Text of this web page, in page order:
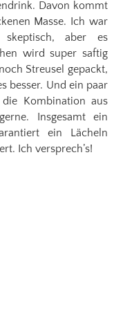
Davon kommt
Masse. Ich war
skeptisch, aber es
wird super saftig
Streusel gepackt,
besser. Und ein paar
Kombination aus
Insgesamt ein
ein Lächeln
Ich versprech’s!